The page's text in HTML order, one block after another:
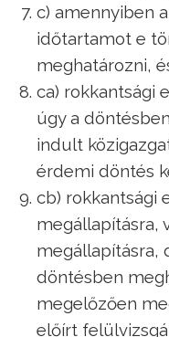
c) amennyiben
időtartamot e
meghatározni,
ca) rokkantsági
úgy a
indult
érdemi döntés
cb) rokkantsági
megállapításra,
megállapításra,
döntésben
megelőzően
előírt